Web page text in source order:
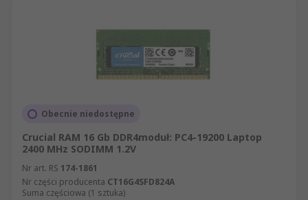
Obecnie niedostępne
Crucial RAM 16 Gb DDR4moduł: PC4-19200 Laptop
2400 MHz SODIMM 1.2V
Nr art. RS 174-1861
Nr części producenta CT16G4SFD824A
Suma częściowa (1 sztuka)